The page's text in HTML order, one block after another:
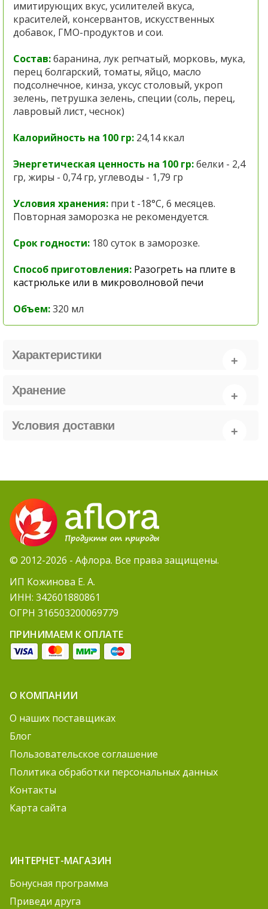
имитирующих вкус, усилителей вкуса,
красителей, консервантов, искусственных
добавок, ГМО-продуктов и сои.
Состав:баранина, лук репчатый, морковь, мука,
перец болгарский, томаты, яйцо, масло
подсолнечное, кинза, уксус столовый, укроп
зелень, петрушка зелень, специи (соль, перец,
лавровый лист, чеснок)
Калорийность на 100 гр: 24,14 ккал
Энергетическая ценность на 100 гр:белки - 2,4
гр, жиры - 0,74 гр, углеводы - 1,79 гр
Условия хранения: при t -18°C, 6 месяцев.
Повторная заморозка не рекомендуется.
Срок годности: 180 суток в заморозке.
Способ приготовления: Разогреть на плите в
кастрюльке или в микроволновой печи
Объем:320 мл
Характеристики
Хранение
Условия доставки
© 2012-2026 - Афлора. Все права защищены.
ИП Кожинова Е. А.
ИНН: 342601880861
ОГРН 316503200069779
ПРИНИМАЕМ К ОПЛАТЕ
О КОМПАНИИ
О наших поставщиках
Блог
Пользовательское соглашение
Политика обработки персональных данных
Контакты
Карта сайта
ИНТЕРНЕТ-МАГАЗИН
Бонусная программа
Приведи друга